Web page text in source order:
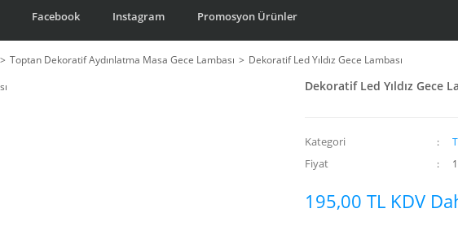
Facebook Instagram Promosyon Ürünler
Toptan Dekoratif Aydınlatma Masa Gece Lambası Dekoratif Led Yıldız Gece Lambası
Dekoratif Led Yıldız Gece
Kategori
Fiyat
195,00 TL KDV